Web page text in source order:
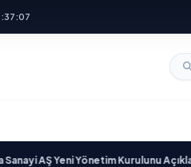
AŞ Yeni Yönetim Kurulunu